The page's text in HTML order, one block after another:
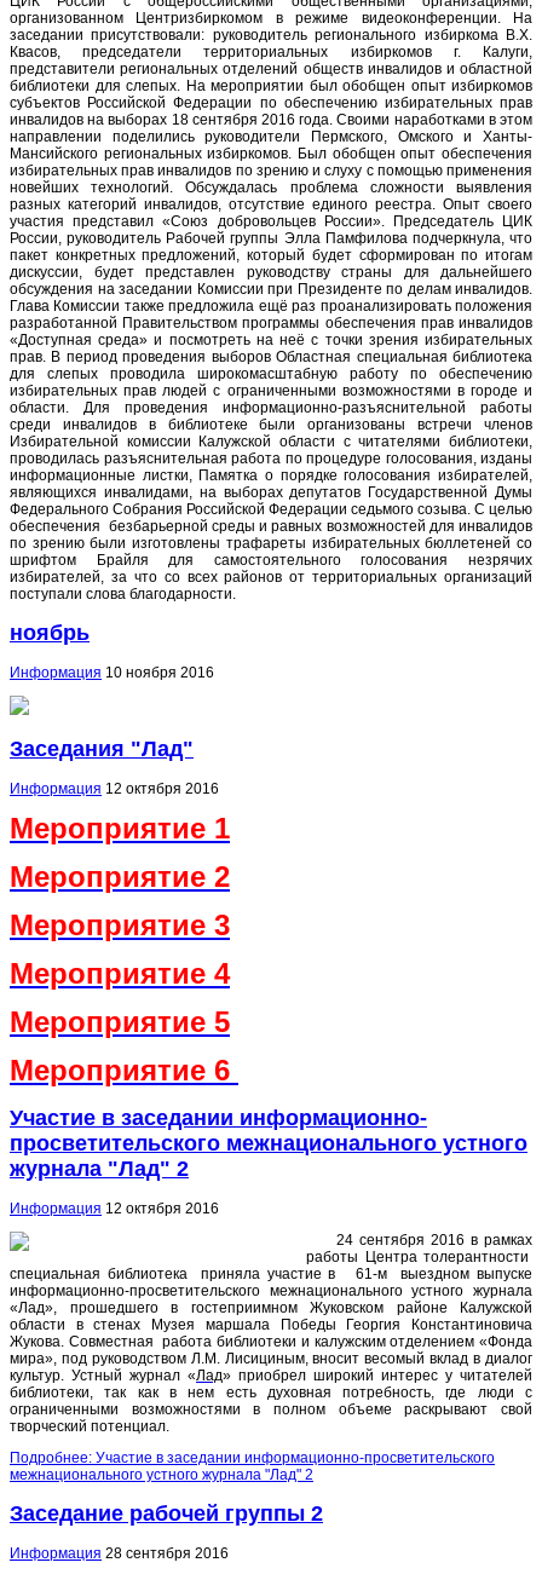
организованном Центризбиркомом в режиме видеоконференции. На
заседании присутствовали: руководитель регионального избиркома В.Х.
Квасов, председатели территориальных избиркомов г. Калуги,
представители региональных отделений обществ инвалидов и областной
библиотеки для слепых. На мероприятии был обобщен опыт избиркомов
субъектов Российской Федерации по обеспечению избирательных прав
инвалидов на выборах 18 сентября 2016 года. Своими наработками в этом
направлении поделились руководители Пермского, Омского и Ханты-
Мансийского региональных избиркомов. Был обобщен опыт обеспечения
избирательных прав инвалидов по зрению и слуху с помощью применения
новейших технологий. Обсуждалась проблема сложности выявления
разных категорий инвалидов, отсутствие единого реестра. Опыт своего
участия представил «Союз добровольцев России». Председатель ЦИК
России, руководитель Рабочей группы Элла Памфилова подчеркнула, что
пакет конкретных предложений, который будет сформирован по итогам
дискуссии, будет представлен руководству страны для дальнейшего
обсуждения на заседании Комиссии при Президенте по делам инвалидов.
Глава Комиссии также предложила ещё раз проанализировать положения
разработанной Правительством программы обеспечения прав инвалидов
«Доступная среда» и посмотреть на неё с точки зрения избирательных
прав. В период проведения выборов Областная специальная библиотека
для слепых проводила широкомасштабную работу по обеспечению
избирательных прав людей с ограниченными возможностями в городе и
области. Для проведения информационно-разъяснительной работы
среди инвалидов в библиотеке были организованы встречи членов
Избирательной комиссии Калужской области с читателями библиотеки,
проводилась разъяснительная работа по процедуре голосования, изданы
информационные листки, Памятка о порядке голосования избирателей,
являющихся инвалидами, на выборах депутатов Государственной Думы
Федерального Собрания Российской Федерации седьмого созыва. С целью
обеспечения безбарьерной среды и равных возможностей для инвалидов
по зрению были изготовлены трафареты избирательных бюллетеней со
шрифтом Брайля для самостоятельного голосования незрячих
избирателей, за что со всех районов от территориальных организаций
поступали слова благодарности.
ноябрь
Информация 10 ноября 2016
Заседания "Лад"
Информация 12 октября 2016
Мероприятие 1
Мероприятие 2
Мероприятие 3
Мероприятие 4
Мероприятие 5
Мероприятие 6
Участие в заседании информационно-
просветительского межнационального устного
журнала "Лад" 2
Информация 12 октября 2016
24 сентября 2016 в рамках
работы Центра толерантности
специальная библиотека приняла участие в 61-м выездном выпуске
информационно-просветительского межнационального устного журнала
«Лад», прошедшего в гостеприимном Жуковском районе Калужской
области в стенах Музея маршала Победы Георгия Константиновича
Жукова. Совместная работа библиотеки и калужским отделением «Фонда
мира», под руководством Л.М. Лисициным, вносит весомый вклад в диалог
культур. Устный журнал «Лад» приобрел широкий интерес у читателей
библиотеки, так как в нем есть духовная потребность, где люди с
ограниченными возможностями в полном объеме раскрывают свой
творческий потенциал.
Подробнее: Участие в заседании информационно-просветительского
межнационального устного журнала "Лад" 2
Заседание рабочей группы 2
Информация 28 сентября 2016